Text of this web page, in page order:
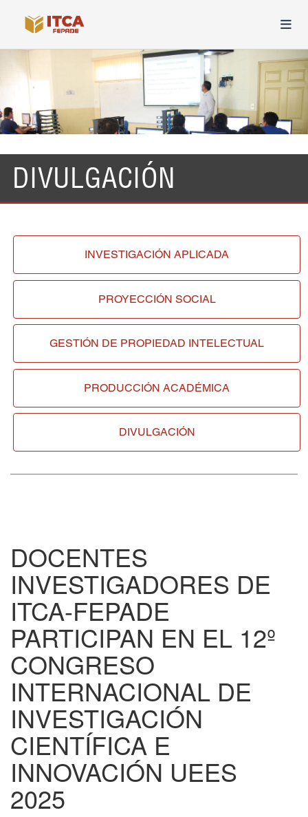
DIVULGACIÓN
INVESTIGACIÓNAPLICADA
PROYECCIÓN SOCIAL
GESTIÓN DE PROPIEDAD INTELECTUAL
PRODUCCIÓN ACADÉMICA
DIVULGACIÓN
DOCENTES
INVESTIGADORES DE
ITCA-FEPADE
PARTICIPAN EN EL 12º
CONGRESO
INTERNACIONAL DE
INVESTIGACIÓN
CIENTÍFICA E
INNOVACIÓN UEES
2025